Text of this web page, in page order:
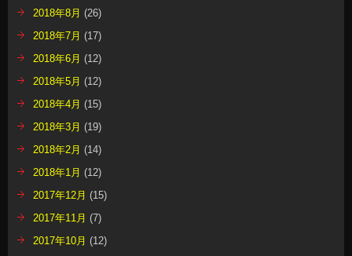
2018年8月 (26)
2018年7月 (17)
2018年6月 (12)
2018年5月 (12)
2018年4月 (15)
2018年3月 (19)
2018年2月 (14)
2018年1月 (12)
2017年12月 (15)
2017年11月 (7)
2017年10月 (12)